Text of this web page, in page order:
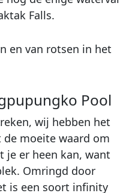
Falls.
en van rotsen in het
Pool
wij hebben het
moeite waard om
je er heen kan, want
Omringd door
is een soort infinity